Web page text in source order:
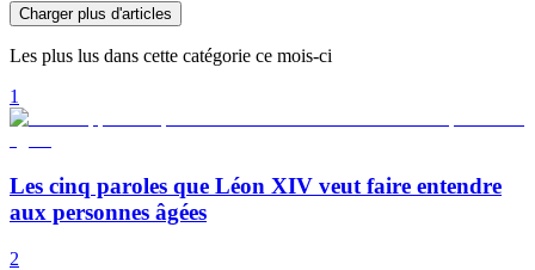
Charger plus d'articles
Les plus lus dans cette catégorie ce mois-ci
1
Les cinq paroles que Léon XIV veut faire entendre
aux personnes âgées
2